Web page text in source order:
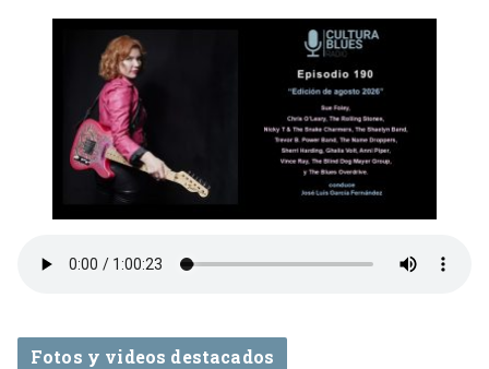
Fotos y videos destacados